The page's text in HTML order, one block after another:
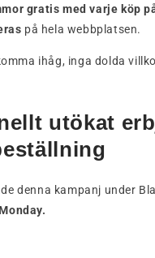
gratis med varje köp
på hela webbplatsen.
ihåg, inga dolda
utökat
denna kampanj under